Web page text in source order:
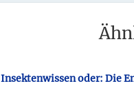
Insektenwissen oder: Die